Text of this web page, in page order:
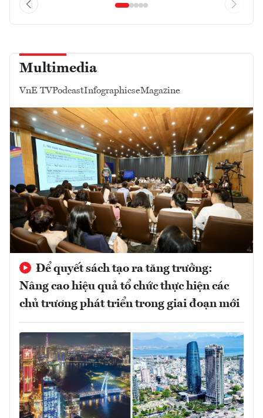
Multimedia
VnE TVPodcastInfographicseMagazine
Để quyết sách tạo ra tăng trưởng:
Nâng cao hiệu quả tổ chức thực hiện các
chủ trương phát triển trong giai đoạn mới